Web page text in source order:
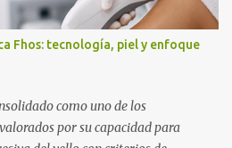
Fhos: tecnología, piel y enfoque
como uno de los
por su capacidad para